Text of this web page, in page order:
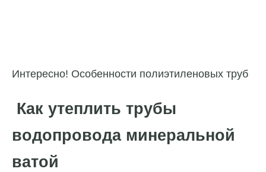
Интересно! Особенности полиэтиленовых труб
Как утеплить трубы
водопровода минеральной
ватой